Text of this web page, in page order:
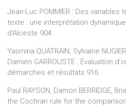
Jean-Luc POMMIER : Des
texte : une interprétation
d'Alceste 904
Yasmina QUATRAIN, Sylvaine
Damien GARROUSTE : Évaluation
démarches et résultats 916
Paul RAYSON, Damon BERRIDGE,
the Cochran rule for the